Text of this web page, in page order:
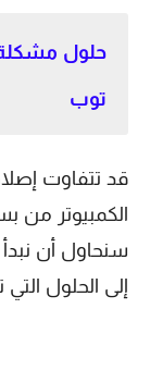
حلول
توب
قد تتفاوت
الكمبيوتر من
سنحاول أن
إلى الحلول